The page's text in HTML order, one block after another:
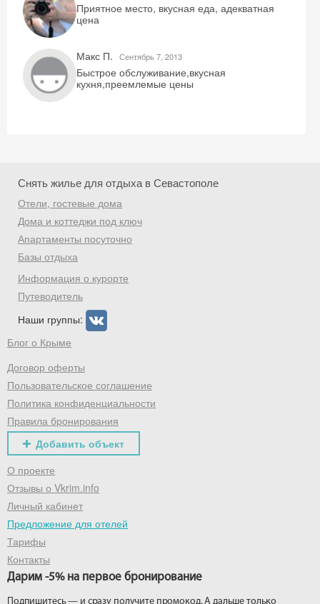
Приятное место, вкусная еда, адекватная
цена
Макс П. Сентябрь 7, 2013
Быстрое обслуживание,вкусная
кухня,преемлемые цены
Снять жилье для отдыха в Севастополе
Отели, гостевые дома
Дома и коттеджи под ключ
Апартаменты посуточно
Базы отдыха
Информация о курорте
Путеводитель
Наши группы:
Блог о Крыме
Договор оферты
Пользовательское соглашение
Политика конфиденциальности
Правила бронирования
Добавить объект
О проекте
Отзывы о Vkrim.info
Личный кабинет
Предложение для отелей
Тарифы
Контакты
Дарим -5% на первое бронирование
Подпишитесь — и сразу получите промокод. А дальше только
Скидка −5%
Хочешь дешевле? Оставь почту и получи
Получить промокод